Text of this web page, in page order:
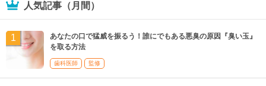
人気記事（月間）
あなたの口で猛威を振るう！誰にでもある悪臭の原因『臭い玉』
を取る方法
歯科医師 監修